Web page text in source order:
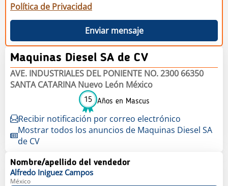
Política de Privacidad
Enviar mensaje
Maquinas Diesel SA de CV
AVE. INDUSTRIALES DEL PONIENTE NO. 2300 66350
SANTA CATARINA Nuevo León México
15 Años en Mascus
Recibir notificación por correo electrónico
Mostrar todos los anuncios de Maquinas Diesel SA
de CV
Nombre/apellido del vendedor
Alfredo Iniguez Campos
México